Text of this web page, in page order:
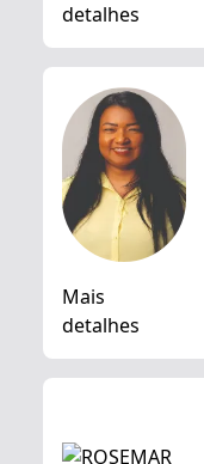
detalhes
Mais
detalhes